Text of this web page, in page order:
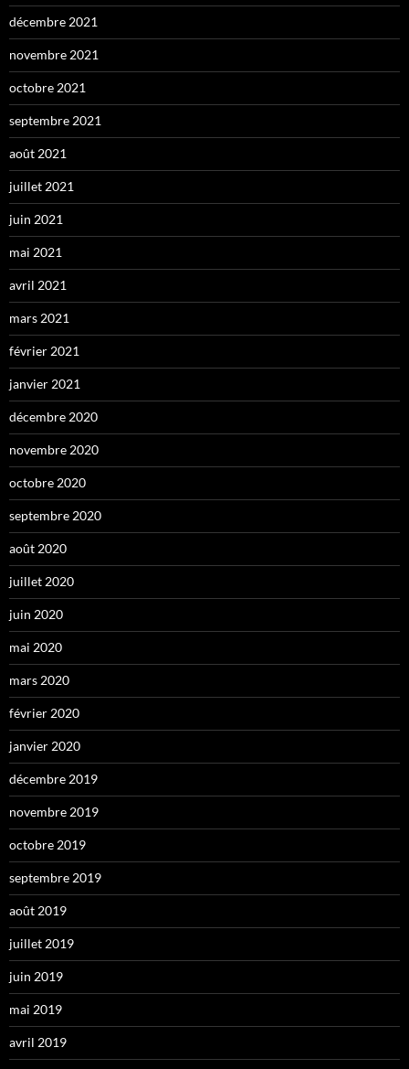
décembre 2021
novembre 2021
octobre 2021
septembre 2021
août 2021
juillet 2021
juin 2021
mai 2021
avril 2021
mars 2021
février 2021
janvier 2021
décembre 2020
novembre 2020
octobre 2020
septembre 2020
août 2020
juillet 2020
juin 2020
mai 2020
mars 2020
février 2020
janvier 2020
décembre 2019
novembre 2019
octobre 2019
septembre 2019
août 2019
juillet 2019
juin 2019
mai 2019
avril 2019